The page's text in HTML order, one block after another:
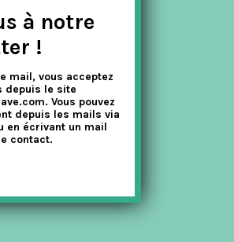
à notre
!
mail, vous acceptez
depuis le site
Vous pouvez
depuis les mails via
en écrivant un mail
contact.